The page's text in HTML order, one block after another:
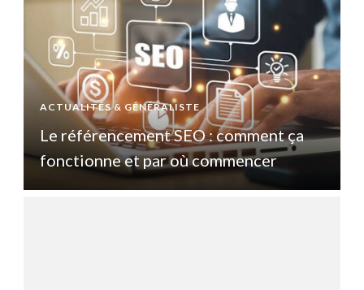
ACTUALITÉS & GÉNÉRALISTE
Le référencement SEO : comment ça
fonctionne et par où commencer